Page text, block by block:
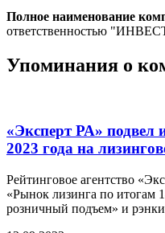
Полное наименование
ответственностью
Упоминания о
«Эксперт РА» подвел
2023 года на
Рейтинговое агентство
«Рынок лизинга по итогам
розничный подъем» и